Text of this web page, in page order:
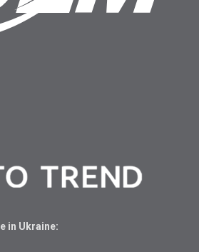
in Ukraine: